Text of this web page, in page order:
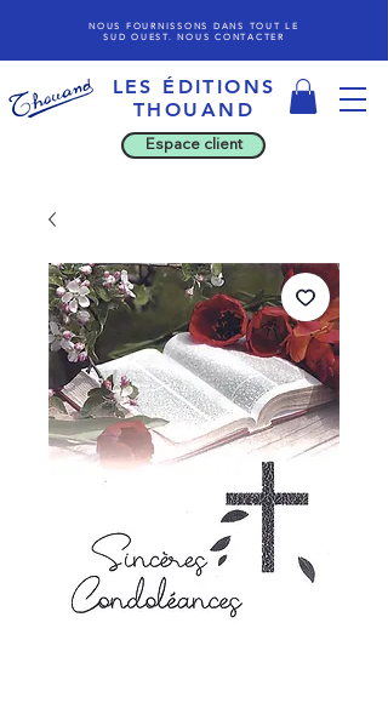
NOUS FOURNISSONS DANS TOUT LE
SUD OUEST. NOUS CONTACTER
LES ÉDITIONS
THOU AND
Espace client